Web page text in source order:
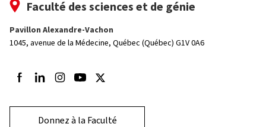
Faculté des sciences et de génie
Pavillon Alexandre-Vachon
1045, avenue de la Médecine, Québec (Québec) G1V 0A6
Suivez-nous sur Facebook
Suivez-nous sur LinkedIn
Suivez-nous sur Instagram
Suivez-nous sur Youtube
Suivez-nous sur Twitter
Donnez à la Faculté